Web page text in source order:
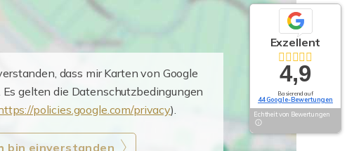
dass mir Karten von Google
gelten die Datenschutzbedingungen
policies.google.com/privacy).
bin einverstanden
Exzellent
4,9
Basierend auf
44 Google-Bewertungen
Echtheit von Bewertungen